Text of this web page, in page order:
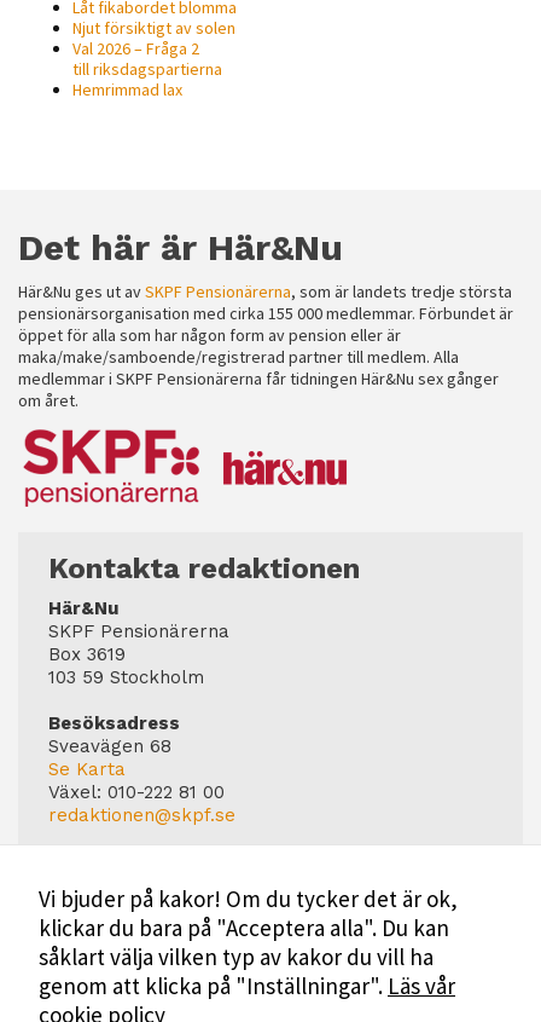
Låt fikabordet blomma
Njut försiktigt av solen
Val 2026 – Fråga 2
till riksdagspartierna
Hemrimmad lax
Det här är Här&Nu
Här&Nu ges ut avSKPF Pensionärerna, som är landets tredje största
pensionärsorganisation med cirka 155 000 medlemmar. Förbundet är
öppet för alla som har någon form av pension eller är
maka/make/samboende/registrerad partner till medlem. Alla
medlemmar i SKPF Pensionärerna får tidningen Här&Nu sex gånger
om året.
Kontakta redaktionen
Här&Nu
SKPF Pensionärerna
Box 3619
103 59 Stockholm
Besöksadress
Sveavägen 68
Se Karta
Växel: 010-222 81 00
redaktionen@skpf.se
Markus Dahlberg
Tel: 0720-88 17 17
markus.dahlberg@skpf.se
Annonsering
Swartling & Bergström Media
Vi bjuder på kakor! Om du tycker det är ok,
klickar du bara på "Acceptera alla". Du kan
såklart välja vilken typ av kakor du vill ha
genom att klicka på "Inställningar". Läs vår
cookie policy